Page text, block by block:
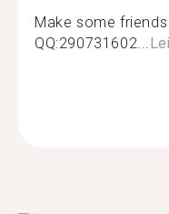
Make some
QQ:290731602...